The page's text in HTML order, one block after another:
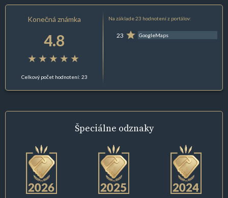
Konečná známka
4.8
Celkový počet hodnotení: 23
Na základe 23 hodnotení z portálov:
23 GoogleMaps
Špeciálne odznaky